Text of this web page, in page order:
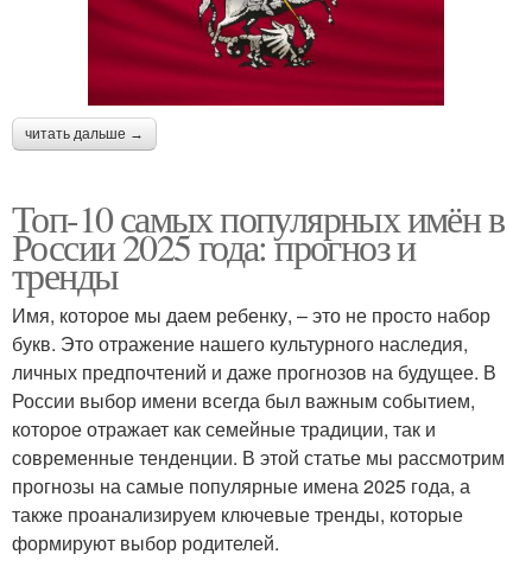
читать дальше →
Топ-10 самых популярных имён в
России 2025 года: прогноз и
тренды
Имя, которое мы даем ребенку, – это не просто набор
букв. Это отражение нашего культурного наследия,
личных предпочтений и даже прогнозов на будущее. В
России выбор имени всегда был важным событием,
которое отражает как семейные традиции, так и
современные тенденции. В этой статье мы рассмотрим
прогнозы на самые популярные имена 2025 года, а
также проанализируем ключевые тренды, которые
формируют выбор родителей.